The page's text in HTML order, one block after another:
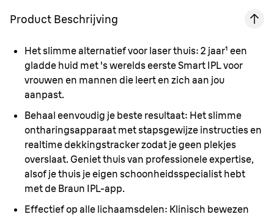
Product Beschrijving
Het slimme alternatief voor laser thuis: 2 jaar¹ een
gladde huid met 's werelds eerste Smart IPL voor
vrouwen en mannen die leert en zich aan jou
aanpast.
Behaal eenvoudig je beste resultaat: Het slimme
ontharingsapparaat met stapsgewijze instructies en
realtime dekkingstracker zodat je geen plekjes
overslaat. Geniet thuis van professionele expertise,
alsof je thuis je eigen schoonheidsspecialist hebt
met de Braun IPL-app.
Effectief op alle lichaamsdelen: Klinisch bewezen